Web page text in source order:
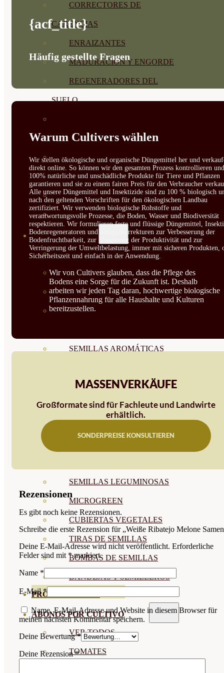
CORRECTORES DE
CARENCIAS
ENRAIZANTES
MADURACIÓN Y ENGORDE
REGENERADORES DEL
SUELO
MATERIAS PRIMAS
PROTECCIÓN CULTIVOS Y
PLANTAS
PLANTAS INTERIOR
GROWPUNCH
SEMILLAS
VER TODAS
BIODINÁMICAS DEMETER
HORTALIZA FRUTO
SEMILLAS HORTALIZA DE
SEMILLAS AROMÁTICAS
SEMILLAS FLORES
COMESTIBLES
SEMILLAS LEGUMINOSAS
MICROGREEN
CUBIERTAS VEGETALES
TIRAS DE SEMILLAS
BOMBAS DE SEMILLAS
BANDEJAS Y SEMILLEROS
PROFESIONALES
ABONOS POR CULTIVO
VER TODOS
TOMATES
{acf_title}
Häufig gestellte Fragen
Warum Cultivers wählen
Wir stellen ökologische und organische Düngemittel her und
direkt online. So können wir den gesamten Prozess kontrollieren und
100% natürliche und unschädliche Produkte für Tiere und Pflanzen
garantieren und sie zu einem fairen Preis für den Verbraucher
Alle unsere Düngemittel und Insektizide sind zu 100 % biologisch
nach den geltenden Vorschriften für den ökologischen Landbau
zertifiziert. Wir verwenden biologische Rohstoffe und
verantwortungsvolle Prozesse, die Boden, Wasser und Biodiversität
respektieren. Wir formulieren feste und flüssige Düngemittel,
Bodenregeneratoren und Mangelkorrekturen zur Verbesserung der
Bodenfruchtbarkeit, zur Steigerung der Produktivität und zur
Verringerung der Umweltbelastung, immer mit sicheren Produkten,
Sicherheitszeit und einfach in der Anwendung.
Wir von Cultivers glauben, dass die Pflege des
Bodens eine Sorge für die Zukunft ist. Deshalb
arbeiten wir jeden Tag daran, hochwertige biologische
Pflanzennahrung für alle Haushalte und Kulturen
bereitzustellen.
MASSENVERKÄUFE
Großformate sind für Fachleute und Landwirte
erhältlich.
SONDERPREISE KONSULTIEREN
Rezensionen
Es gibt noch keine Rezensionen.
Schreibe die erste Rezension für „Weiße Ribatejo Melone
Deine E-Mail-Adresse wird nicht veröffentlicht. Erforderliche
Felder sind mit *markiert
Name *
E-Mail*
Name, E-Mail-Adresse und Website in diesem Browser für
meinen nächsten Kommentar speichern.
Deine Bewertung*
Deine Rezension*